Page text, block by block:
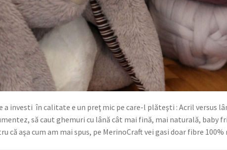
a investi în calitate e un preţ mic pe care-l plăteşti : Acril versus
să caut ghemuri cu lână cât mai fină, mai naturală, baby
că aşa cum am mai spus, pe MerinoCraft vei gasi doar fibre